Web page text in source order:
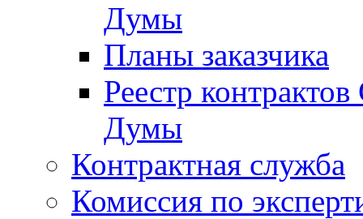
Думы
Планы заказчика
Реестр
Думы
Контрактная служба
Комиссия по